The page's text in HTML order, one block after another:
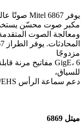
يوفر Mitel 6867 صوتًا عالي الدقة واسع النطاق و
مكبر صوت محسّن
ومعالجة الصوت
مزدوجًا
للسياق،
دعم سماعة الرأس DHSG/EHS الأصلية ووحدة التوسيع.
ميتل 6869